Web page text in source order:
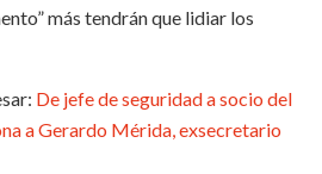
más tendrán que lidiar los
De jefe de seguridad a socio del
a Gerardo Mérida, exsecretario